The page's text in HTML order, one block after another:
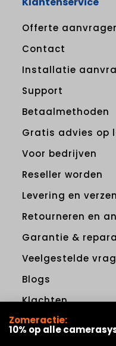
Offerte
Contact
Installatie
Support
Betaalmethoden
Gratis advies op
Voor bedrijven
Reseller worden
Levering en
Retourneren en
Garantie &
Veelgestelde
Blogs
Klachten
Algemene
Zomeractie:
10% op alle